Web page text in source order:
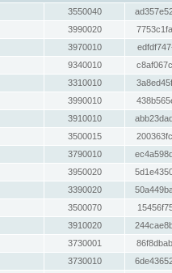
3550040
3990020
3970010
9340010
3310010
3990010
3910010
3500015
3790010
3950020
3390020
3500070
3910020
3730001
3730010